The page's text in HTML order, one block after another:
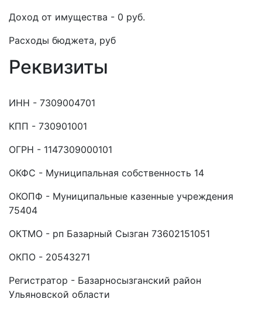
Доход от имущества - 0 руб.
Расходы бюджета, руб
Реквизиты
ИНН - 7309004701
КПП - 730901001
ОГРН - 1147309000101
ОКФС - Муниципальная собственность 14
ОКОПФ - Муниципальные казенные учреждения
75404
ОКТМО - рп Базарный Сызган 73602151051
ОКПО - 20543271
Регистратор - Базарносызганский район
Ульяновской области